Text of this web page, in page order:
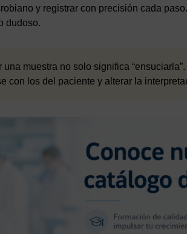
y registrar con precisión cada
dudoso.
muestra no solo significa
con los del paciente y alterar la